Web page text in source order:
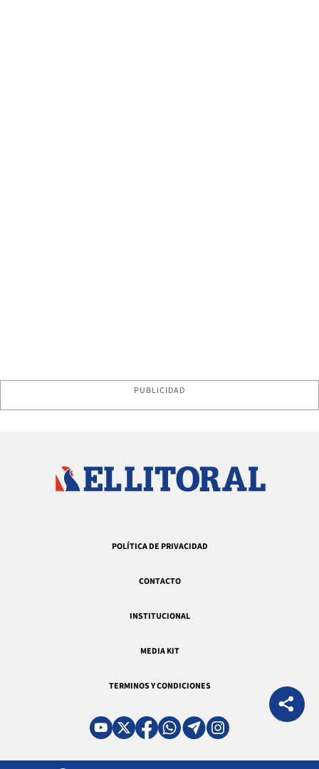
PUBLICIDAD
POLÍTICA DE PRIVACIDAD
CONTACTO
INSTITUCIONAL
MEDIA KIT
TERMINOS Y CONDICIONES